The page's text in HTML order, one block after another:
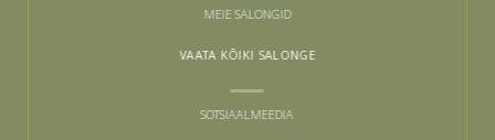
MEIE SALONGID
VAATA KÕIKI SALONGE
SOTSIAALMEEDIA